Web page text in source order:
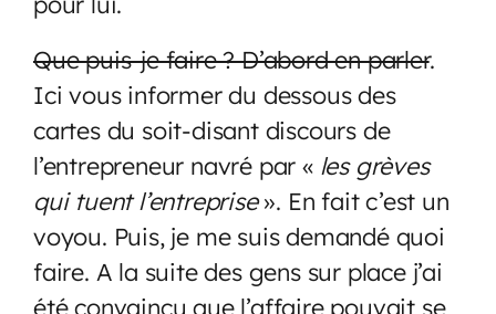
Que puis-je faire ? D’abord en parler.
Ici vous informer du dessous des
cartes du soit-disant discours de
l’entrepreneur navré par « les grèves
qui tuent l’entreprise». En fait c’est un
voyou. Puis, je me suis demandé quoi
faire. A la suite des gens sur place j’ai
été convaincu que l’affaire pouvait se